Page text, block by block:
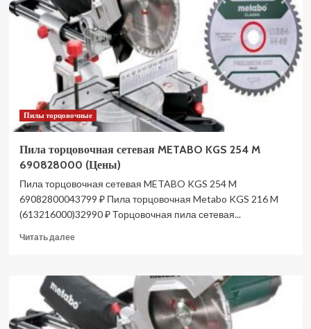
DSS
610
RFE
DSS610RFE
(Цены)
Пилы торцовочные
Пила торцовочная сетевая METABO KGS 254 M
690828000 (Цены)
Пила торцовочная сетевая METABO KGS 254 M
69082800043799 ₽ Пила торцовочная Metabo KGS 216 M
(613216000)32990 ₽ Торцовочная пила сетевая...
Читать далееПрочитать
Пила
торцовочная
сетевая
METABO